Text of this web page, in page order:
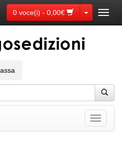
0 voce(i) - 0,00€ Toggle
Toggle